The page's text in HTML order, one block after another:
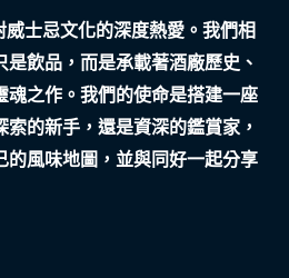
士忌文化的深度熱愛。我們相
飲品，而是承載著酒廠歷史、
魂之作。我們的使命是搭建一座
的新手，還是資深的鑑賞家，
的風味地圖，並與同好一起分享